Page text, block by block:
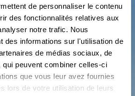
de personnaliser le contenu
des fonctionnalités relatives aux
notre trafic. Nous
des informations sur l'utilisation de
de médias sociaux, de
qui peuvent combiner celles-ci
que vous leur avez fournies
lors de votre utilisation de leurs
VIDÉOS